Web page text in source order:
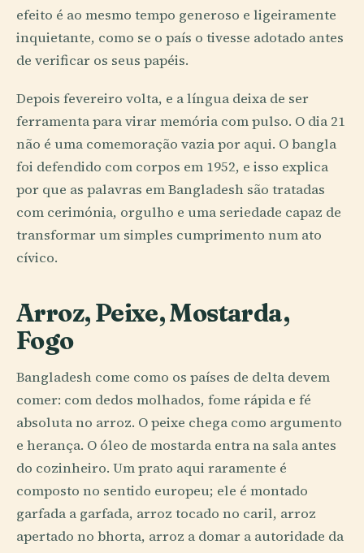
efeito é ao mesmo tempo generoso e ligeiramente
inquietante, como se o país o tivesse adotado antes
de verificar os seus papéis.
Depois fevereiro volta, e a língua deixa de ser
ferramenta para virar memória com pulso. O dia 21
não é uma comemoração vazia por aqui. O bangla
foi defendido com corpos em 1952, e isso explica
por que as palavras em Bangladesh são tratadas
com cerimónia, orgulho e uma seriedade capaz de
transformar um simples cumprimento num ato
cívico.
Arroz, Peixe, Mostarda,
Fogo
Bangladesh come como os países de delta devem
comer: com dedos molhados, fome rápida e fé
absoluta no arroz. O peixe chega como argumento
e herança. O óleo de mostarda entra na sala antes
do cozinheiro. Um prato aqui raramente é
composto no sentido europeu; ele é montado
garfada a garfada, arroz tocado no caril, arroz
apertado no bhorta, arroz a domar a autoridade da